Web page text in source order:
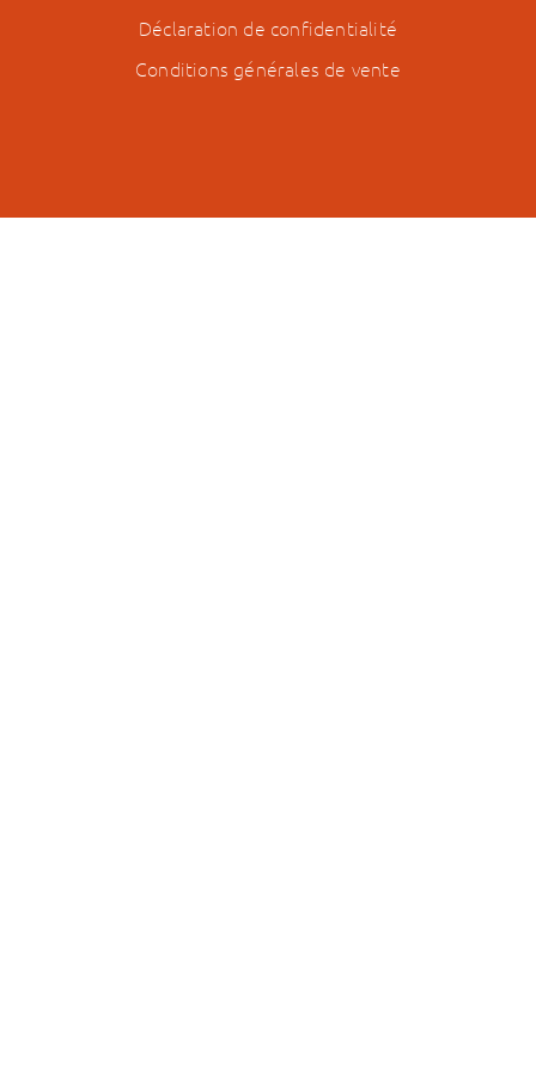
Déclaration de confidentialité
Conditions générales de vente